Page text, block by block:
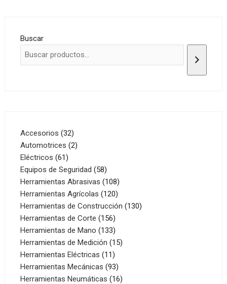
Buscar
Accesorios 3232
productos
Automotrices 22
Eléctricos 6161
productos
Equipos de Seguridad 5858
productos
Herramientas Abrasivas 108108
productos
Herramientas Agrícolas 120120
productos
Herramientas de Construcción 130130
Herramientas de Corte 156156
productos
Herramientas de Mano 133133
productos
Herramientas de Medición 1515
Herramientas Eléctricas 1111
productos
Herramientas Mecánicas 9393
productos
Herramientas Neumáticas 1616